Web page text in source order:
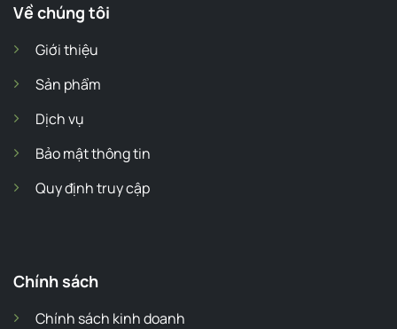
Về chúng tôi
Giới thiệu
Sản phẩm
Dịch vụ
Bảo mật thông tin
Quy định truy cập
Chính sách
Chính sách kinh doanh